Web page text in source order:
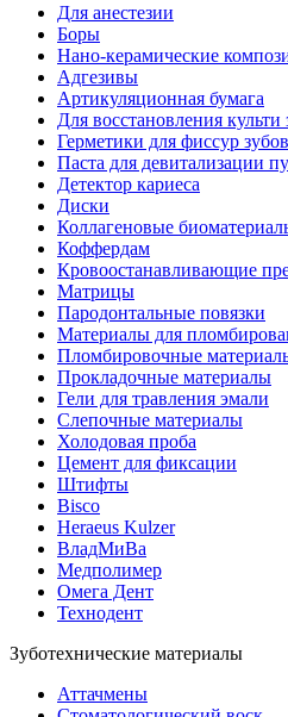
Для анестезии
Боры
Нано-керамические
Адгезивы
Артикуляционная бумага
Для восстановления культи
Герметики для фиссур зубов
Паста для девитализации
Детектор кариеса
Диски
Коллагеновые
Коффердам
Кровоостанавливающие
Матрицы
Пародонтальные повязки
Материалы для
Пломбировочные
Прокладочные материалы
Гели для травления эмали
Слепочные материалы
Холодовая проба
Цемент для фиксации
Штифты
Bisco
Heraeus Kulzer
ВладМиВа
Медполимер
Омега Дент
Технодент
Зуботехнические материалы
Аттачмены